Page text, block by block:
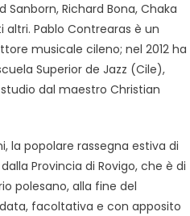
Sanborn, Richard Bona, Chaka
Pablo Contrearas è un
musicale cileno; nel 2012 ha
Superior de Jazz (Cile),
dal maestro Christian
la popolare rassegna estiva di
Provincia di Rovigo, che è di
polesano, alla fine del
facoltativa e con apposito